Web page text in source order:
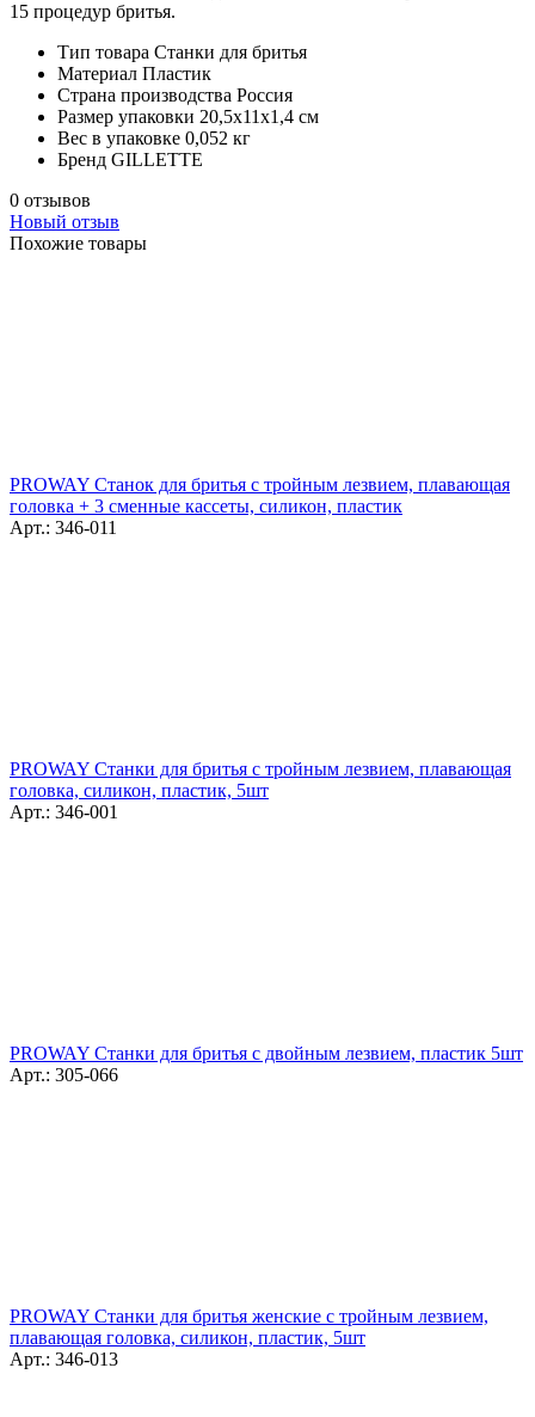
15 процедур бритья.
Тип товара Станки для бритья
Материал Пластик
Страна производства Россия
Размер упаковки 20,5х11х1,4 см
Вес в упаковке 0,052 кг
Бренд GILLETTE
0 отзывов
Новый отзыв
Похожие товары
PROWAY Станок для бритья с тройным лезвием, плавающая
головка + 3 сменные кассеты, силикон, пластик
Арт.: 346-011
PROWAY Станки для бритья с тройным лезвием, плавающая
головка, силикон, пластик, 5шт
Арт.: 346-001
PROWAY Станки для бритья с двойным лезвием, пластик 5шт
Арт.: 305-066
PROWAY Станки для бритья женские с тройным лезвием,
плавающая головка, силикон, пластик, 5шт
Арт.: 346-013